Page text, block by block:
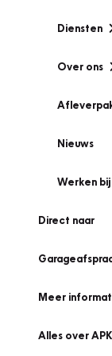
Diensten
Over ons
Nieuws
Werken
Direct naar
Meer
Alles over APK